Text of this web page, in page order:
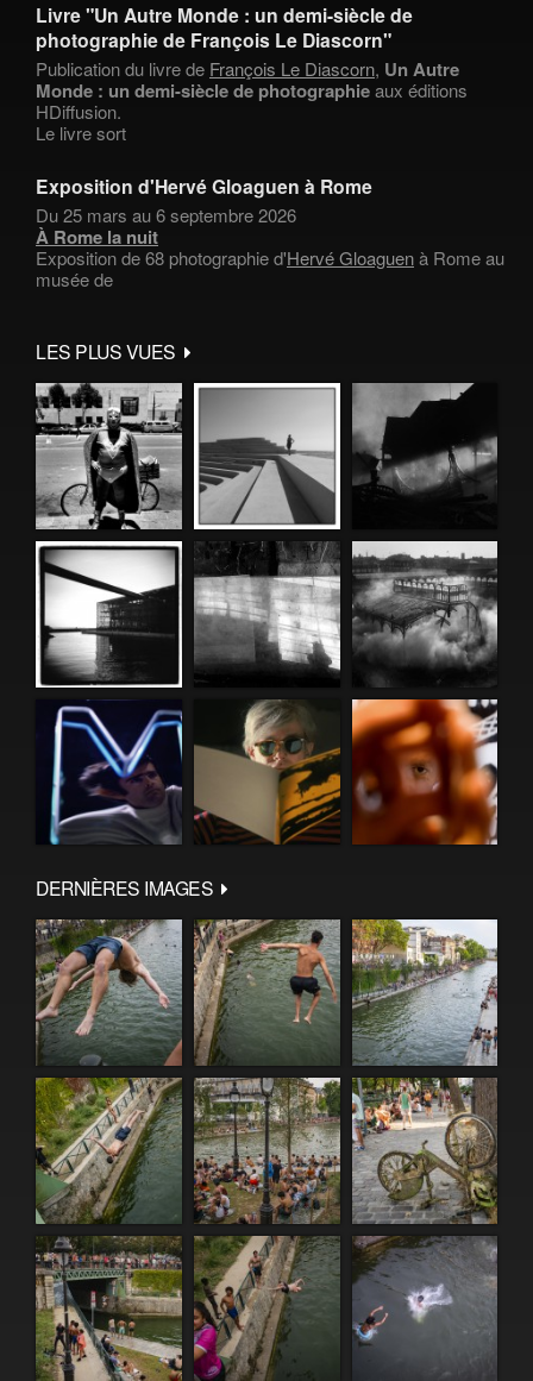
Livre "Un Autre Monde : un demi-siècle de
photographie de François Le Diascorn"
Publication du livre de François Le Diascorn, Un Autre
Monde : un demi-siècle de photographieaux éditions
HDiffusion.
Le livre sort
Exposition d'Hervé Gloaguen à Rome
Du 25 mars au 6 septembre 2026
À Rome la nuit
Exposition de 68 photographie d'Hervé Gloaguenà Rome au
musée de
LES PLUS VUES
DERNIÈRES IMAGES